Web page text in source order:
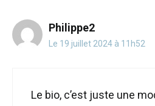
Philippe2
Le 19 juillet 2024 à 11h52
Le bio, c’est juste une